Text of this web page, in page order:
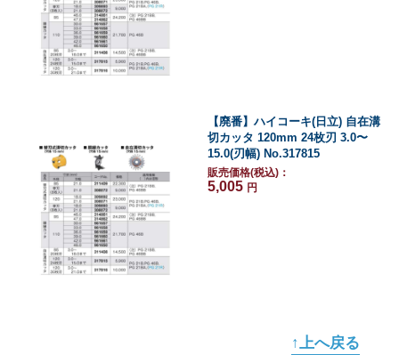
【廃番】ハイコーキ(日立) 自在溝
切カッタ 120mm 24枚刃 3.0〜
15.0(刃幅) No.317815
販売価格(税込)：
5,005 円
↑上へ戻る